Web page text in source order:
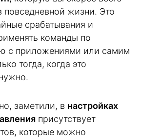
повседневной жизни. Это
срабатывания и
команды по
с приложениями или самим
тогда, когда это
заметили, в настройках
присутствует
которые можно